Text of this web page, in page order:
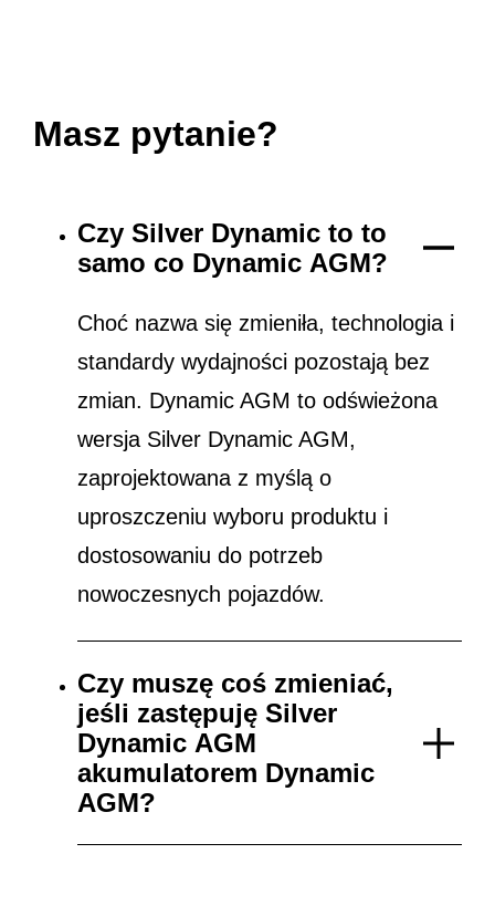
Masz pytanie?
Czy Silver Dynamic to to
samo co Dynamic AGM?
Choć nazwa się zmieniła, technologia i
standardy wydajności pozostają bez
zmian. Dynamic AGM to odświeżona
wersja Silver Dynamic AGM,
zaprojektowana z myślą o
uproszczeniu wyboru produktu i
dostosowaniu do potrzeb
nowoczesnych pojazdów.
Czy muszę coś zmieniać,
jeśli zastępuję Silver
Dynamic AGM
akumulatorem Dynamic
AGM?